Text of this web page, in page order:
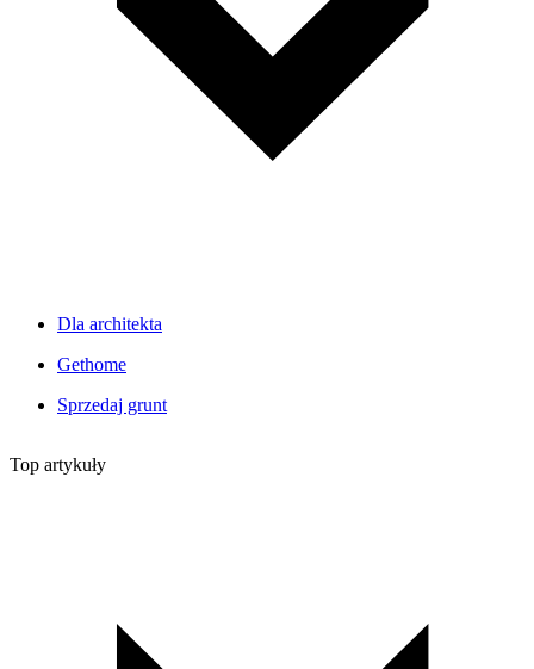
Dla architekta
Gethome
Sprzedaj grunt
Top artykuły